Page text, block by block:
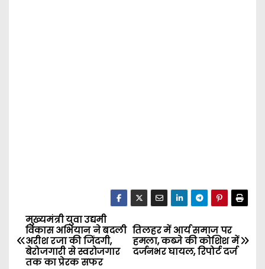
P
o
तिलहर में आर्य समाज पर
हमला, कब्जे की कोशिश में
दर्जनभर घायल, रिपोर्ट दर्ज
मुख्यमंत्री युवा उद्यमी
विकास अभियान ने बदली
अरीश रजा की जिंदगी,
बेरोजगारी से स्वरोजगार
तक का प्रेरक सफर